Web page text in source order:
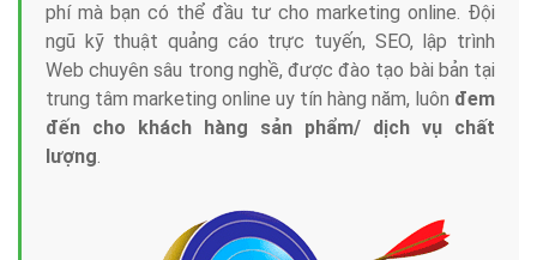
phí mà bạn có thể đầu tư cho marketing online. Đội
ngũ kỹ thuật quảng cáo trực tuyến, SEO, lập trình
Web chuyên sâu trong nghề, được đào tạo bài bản tại
trung tâm marketing online uy tín hàng năm, luôn đem
đến cho khách hàng sản phẩm/ dịch vụ chất
lượng.